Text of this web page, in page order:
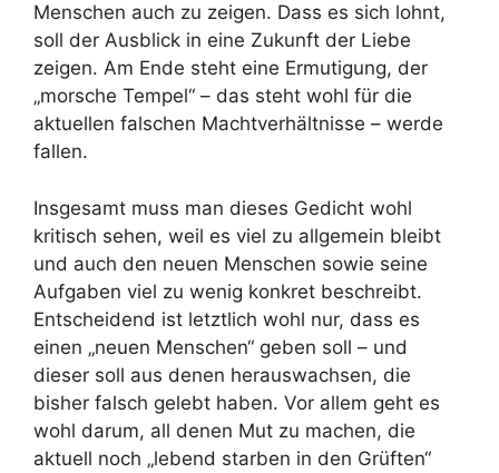
Menschen auch zu zeigen. Dass es sich lohnt,
soll der Ausblick in eine Zukunft der Liebe
zeigen. Am Ende steht eine Ermutigung, der
„morsche Tempel“ – das steht wohl für die
aktuellen falschen Machtverhältnisse – werde
fallen.
Insgesamt muss man dieses Gedicht wohl
kritisch sehen, weil es viel zu allgemein bleibt
und auch den neuen Menschen sowie seine
Aufgaben viel zu wenig konkret beschreibt.
Entscheidend ist letztlich wohl nur, dass es
einen „neuen Menschen“ geben soll – und
dieser soll aus denen herauswachsen, die
bisher falsch gelebt haben. Vor allem geht es
wohl darum, all denen Mut zu machen, die
aktuell noch „lebend starben in den Grüften“